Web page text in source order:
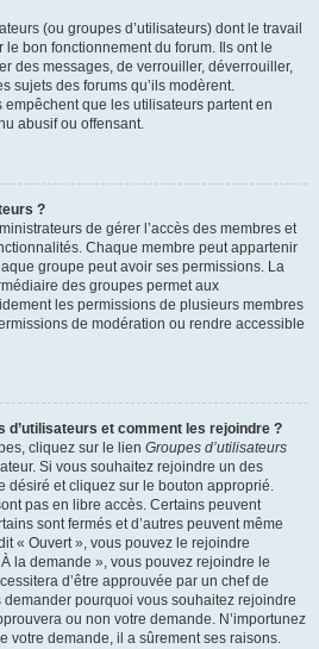
(ou groupes d’utilisateurs) dont le travail
bon fonctionnement du forum. Ils ont le
des messages, de verrouiller, déverrouiller,
sujets des forums qu’ils modèrent.
que les utilisateurs partent en
abusif ou offensant.
?
de gérer l’accès des membres et
Chaque membre peut appartenir
groupe peut avoir ses permissions. La
des groupes permet aux
les permissions de plusieurs membres
de modération ou rendre accessible
d’utilisateurs et comment les rejoindre ?
cliquez sur le lien Groupes d’utilisateurs
Si vous souhaitez rejoindre un des
désiré et cliquez sur le bouton approprié.
pas en libre accès. Certains peuvent
sont fermés et d’autres peuvent même
« Ouvert », vous pouvez le rejoindre
la demande », vous pouvez rejoindre le
d’être approuvée par un chef de
pourquoi vous souhaitez rejoindre
ou non votre demande. N’importunez
votre demande, il a sûrement ses raisons.